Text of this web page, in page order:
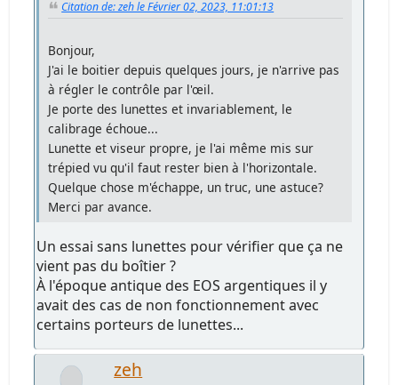
Citation de: zeh le Février 02, 2023, 11:01:13
Bonjour,
J'ai le boitier depuis quelques jours, je n'arrive pas
à régler le contrôle par l'œil.
Je porte des lunettes et invariablement, le
calibrage échoue...
Lunette et viseur propre, je l'ai même mis sur
trépied vu qu'il faut rester bien à l'horizontale.
Quelque chose m'échappe, un truc, une astuce?
Merci par avance.
Un essai sans lunettes pour vérifier que ça ne
vient pas du boîtier ?
À l'époque antique des EOS argentiques il y
avait des cas de non fonctionnement avec
certains porteurs de lunettes...
zeh